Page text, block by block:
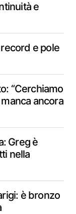
e
e pole
“Cerchiamo
ancora
Greg è
nella
è bronzo